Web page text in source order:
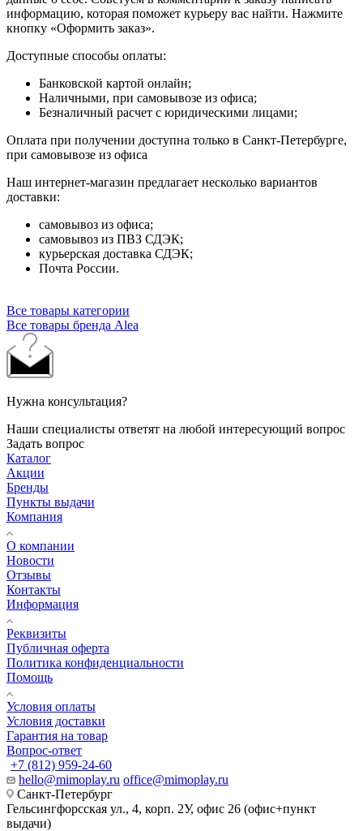
информацию, которая поможет курьеру вас найти. Нажмите
кнопку «Оформить заказ».
Доступные способы оплаты:
Банковской картой онлайн;
Наличными, при самовывозе из офиса;
Безналичный расчет с юридическими лицами;
Оплата при получении доступна только в Санкт-Петербурге,
при самовывозе из офиса
Наш интернет-магазин предлагает несколько вариантов
доставки:
самовывоз из офиса;
самовывоз из ПВЗ СДЭК;
курьерская доставка СДЭК;
Почта России.
Все товары категории
Все товары бренда Alea
Нужна консультация?
Наши специалисты ответят на любой интересующий вопрос
Задать вопрос
Каталог
Акции
Бренды
Пункты выдачи
Компания
О компании
Новости
Отзывы
Контакты
Информация
Реквизиты
Публичная оферта
Политика конфиденциальности
Помощь
Условия оплаты
Условия доставки
Гарантия на товар
Вопрос-ответ
+7 (812) 959-24-60
hello@mimoplay.ru office@mimoplay.ru
Санкт-Петербург
Гельсингфорсская ул., 4, корп. 2У, офис 26 (офис+пункт
выдачи)